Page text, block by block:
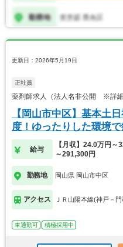
更新日：2026年5月19日
正社員
薬剤師求人（法人名非公開 ※詳細
【岡山市中区】基本土
度！ゆったりした環境
給与
【月収】24.0万円
～291,300円
勤務地 岡山県 岡山市中区
アクセス ＪＲ山陽本線(神戸－
車通勤可 積極採用中